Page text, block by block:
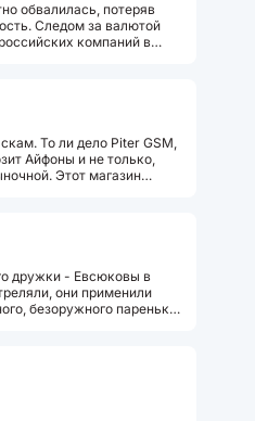
обвалилась, потеряв
Следом за валютой
компаний в
То ли дело Piter GSM,
Айфоны и не только,
Этот магазин
дружки - Евсюковы в
они применили
безоружного паренька,